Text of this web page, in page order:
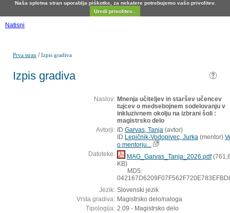
Naša spletna stran uporablja piškotke, za nekatere potrebujemo vašo privolitev.
Uredi privolitev...
Natisni
Prva stran /Izpis gradiva
Izpis gradiva
Naslov: Mnenja učiteljev in staršev učencev
tujcev o medsebojnem sodelovanju v
inkluzivnem okolju na izbrani šoli :
magistrsko delo
Avtorji: ID Garvas, Tanja (avtor)
ID Lepičnik-Vodopivec, Jurka (mentor)
o mentorju...
Datoteke:
MAG_Garvas_Tanja_2026.pdf
KB)
MD5:
Jezik: Slovenski jezik
Vrsta gradiva: Magistrsko delo/naloga
Tipologija: 2.09 - Magistrsko delo